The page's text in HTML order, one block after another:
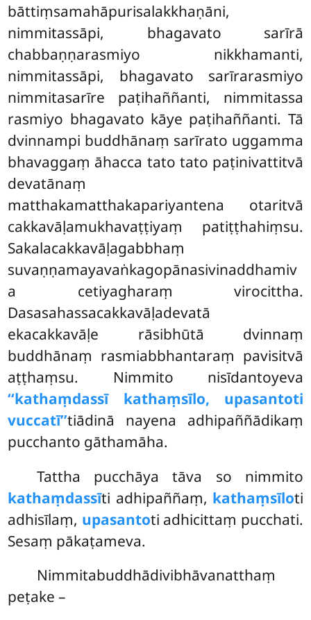
bāttiṃsamahāpurisalakkhaṇāni,
nimmitassāpi, bhagavato sarīrā
chabbaṇṇarasmiyo nikkhamanti,
nimmitassāpi, bhagavato sarīrarasmiyo
nimmitasarīre paṭihaññanti, nimmitassa
rasmiyo bhagavato kāye paṭihaññanti. Tā
dvinnampi buddhānaṃ sarīrato uggamma
bhavaggaṃ āhacca tato tato paṭinivattitvā
devatānaṃ
matthakamatthakapariyantena otaritvā
cakkavāḷamukhavaṭṭiyaṃ patiṭṭhahiṃsu.
Sakalacakkavāḷagabbhaṃ
suvaṇṇamayavaṅkagopānasivinaddhamiv
a cetiyagharaṃ virocittha.
Dasasahassacakkavāḷadevatā
ekacakkavāḷe rāsibhūtā dvinnaṃ
buddhānaṃ rasmiabbhantaraṃ pavisitvā
aṭṭhaṃsu. Nimmito nisīdantoyeva
‘‘kathaṃdassī kathaṃsīlo, upasantoti
vuccatī’’tiādinā nayena adhipaññādikaṃ
pucchanto gāthamāha.
Tattha pucchāya tāva so nimmito
kathaṃdassīti adhipaññaṃ, kathaṃsīloti
adhisīlaṃ, upasantoti adhicittaṃ pucchati.
Sesaṃ pākaṭameva.
Nimmitabuddhādivibhāvanatthaṃ
peṭake –